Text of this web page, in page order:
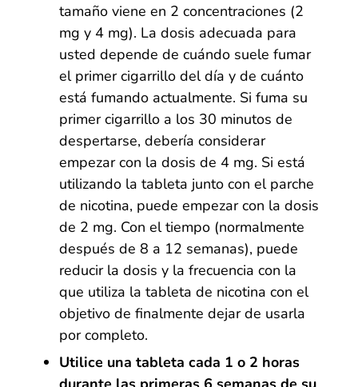
tamaño viene en 2 concentraciones (2
mg y 4 mg). La dosis adecuada para
usted depende de cuándo suele fumar
el primer cigarrillo del día y de cuánto
está fumando actualmente. Si fuma su
primer cigarrillo a los 30 minutos de
despertarse, debería considerar
empezar con la dosis de 4 mg. Si está
utilizando la tableta junto con el parche
de nicotina, puede empezar con la dosis
de 2 mg. Con el tiempo (normalmente
después de 8 a 12 semanas), puede
reducir la dosis y la frecuencia con la
que utiliza la tableta de nicotina con el
objetivo de finalmente dejar de usarla
por completo.
Utilice una tableta cada 1 o 2 horas